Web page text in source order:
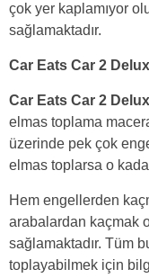
çok yer kaplamıyor
sağlamaktadır.
Car Eats Car 2
Car Eats Car 2
elmas toplama
üzerinde pek çok
elmas toplarsa o
Hem engellerden
arabalardan kaçmak
sağlamaktadır. Tüm
toplayabilmek için